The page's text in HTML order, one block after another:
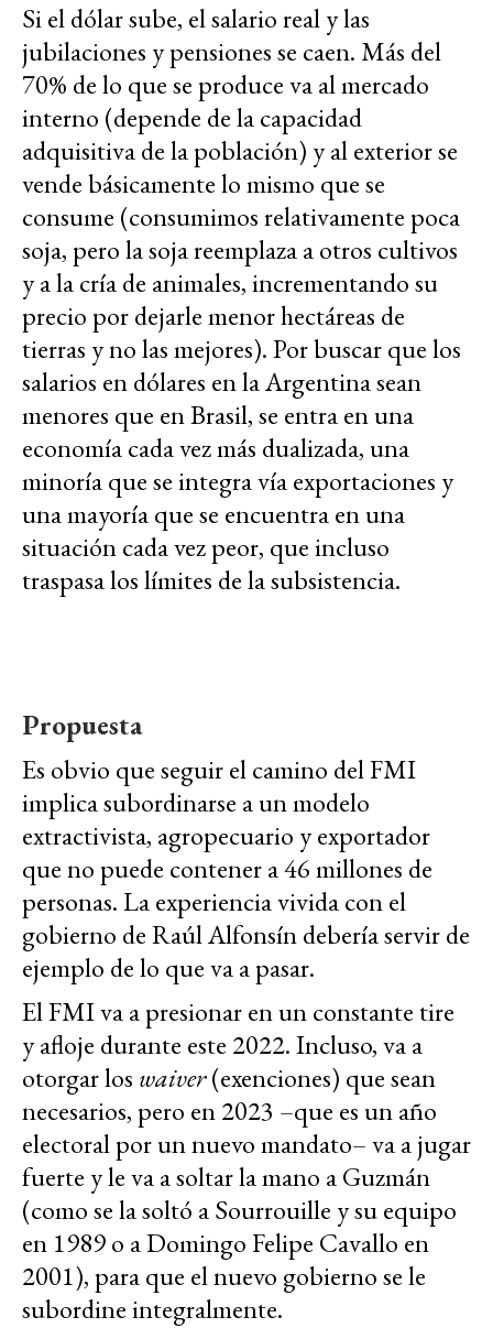
Si el dólar sube, el salario real y las
jubilaciones y pensiones se caen. Más del
70% de lo que se produce va al mercado
interno (depende de la capacidad
adquisitiva de la población) y al exterior se
vende básicamente lo mismo que se
consume (consumimos relativamente poca
soja, pero la soja reemplaza a otros cultivos
y a la cría de animales, incrementando su
precio por dejarle menor hectáreas de
tierras y no las mejores). Por buscar que los
salarios en dólares en la Argentina sean
menores que en Brasil, se entra en una
economía cada vez más dualizada, una
minoría que se integra vía exportaciones y
una mayoría que se encuentra en una
situación cada vez peor, que incluso
traspasa los límites de la subsistencia.
Propuesta
Es obvio que seguir el camino del FMI
implica subordinarse a un modelo
extractivista, agropecuario y exportador
que no puede contener a 46 millones de
personas. La experiencia vivida con el
gobierno de Raúl Alfonsín debería servir de
ejemplo de lo que va a pasar.
El FMI va a presionar en un constante tire
y afloje durante este 2022. Incluso, va a
otorgar los waiver(exenciones) que sean
necesarios, pero en 2023 –que es un año
electoral por un nuevo mandato– va a jugar
fuerte y le va a soltar la mano a Guzmán
(como se la soltó a Sourrouille y su equipo
en 1989 o a Domingo Felipe Cavallo en
2001), para que el nuevo gobierno se le
subordine integralmente.